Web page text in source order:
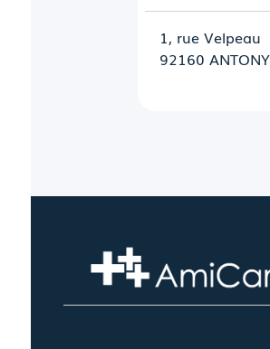
1, rue Velpeau
92160 ANTONY